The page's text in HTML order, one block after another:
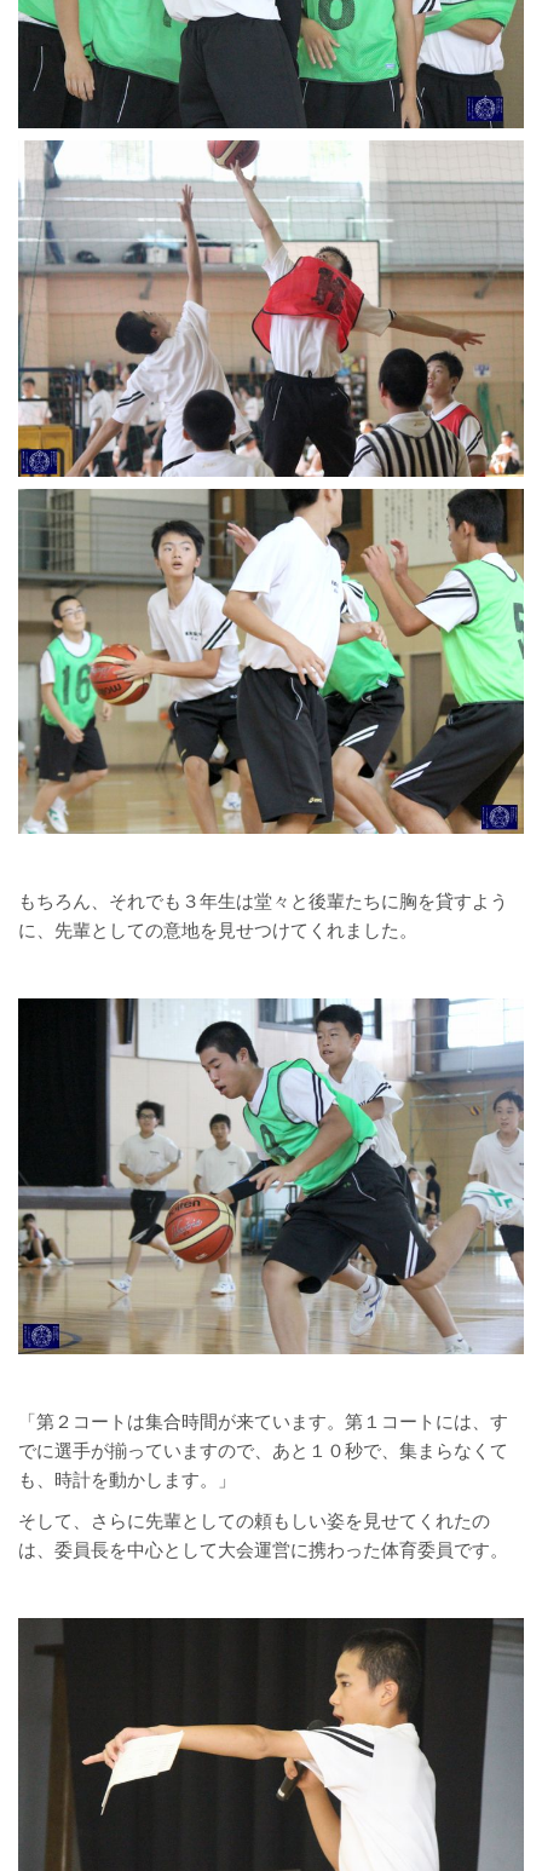
もちろん、それでも３年生は堂々と後輩たちに胸を貸すよう
に、先輩としての意地を見せつけてくれました。
「第２コートは集合時間が来ています。第１コートには、す
でに選手が揃っていますので、あと１０秒で、集まらなくて
も、時計を動かします。」
そして、さらに先輩としての頼もしい姿を見せてくれたの
は、委員長を中心として大会運営に携わった体育委員です。